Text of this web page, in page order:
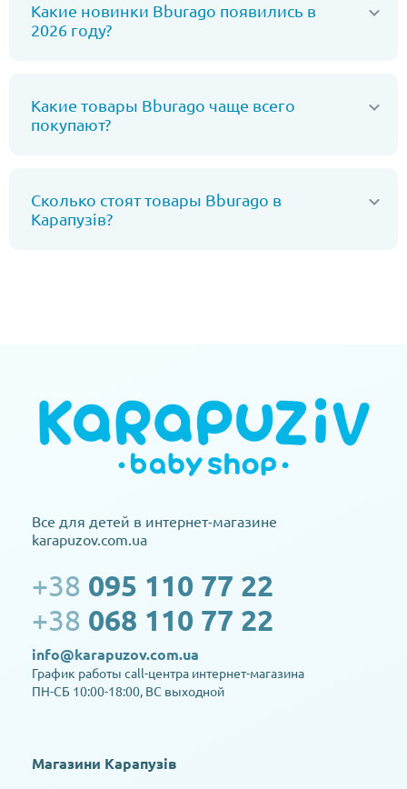
Какие новинки Bburago появились в
2026 году?
Какие товары Bburago чаще всего
покупают?
Сколько стоят товары Bburago в
Карапузів?
Все для детей в интернет-магазине
karapuzov.com.ua
+38 095 110 77 22
+38 068 110 77 22
info@karapuzov.com.ua
График работы call-центра интернет-магазина
ПН-СБ 10:00-18:00, ВС выходной
Магазини Карапузів